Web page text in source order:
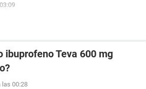
ibuprofeno Teva 600 mg
las 00:28